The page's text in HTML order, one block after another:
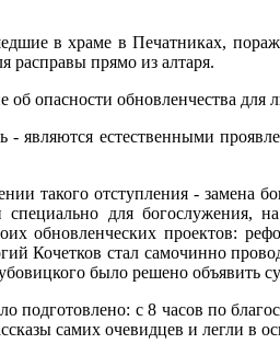
в храме в Печатниках,
расправы прямо из алтаря.
опасности обновленчества для
являются естественными
такого отступления - замена
специально для богослужения,
обновленческих проектов:
Кочетков стал самочинно
было решено объявить
подготовлено: с 8 часов по
самих очевидцев и легли в